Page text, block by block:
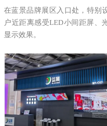
在蓝景品牌展区入口处，特别
户近距离感受LED小间距屏、
显示效果。